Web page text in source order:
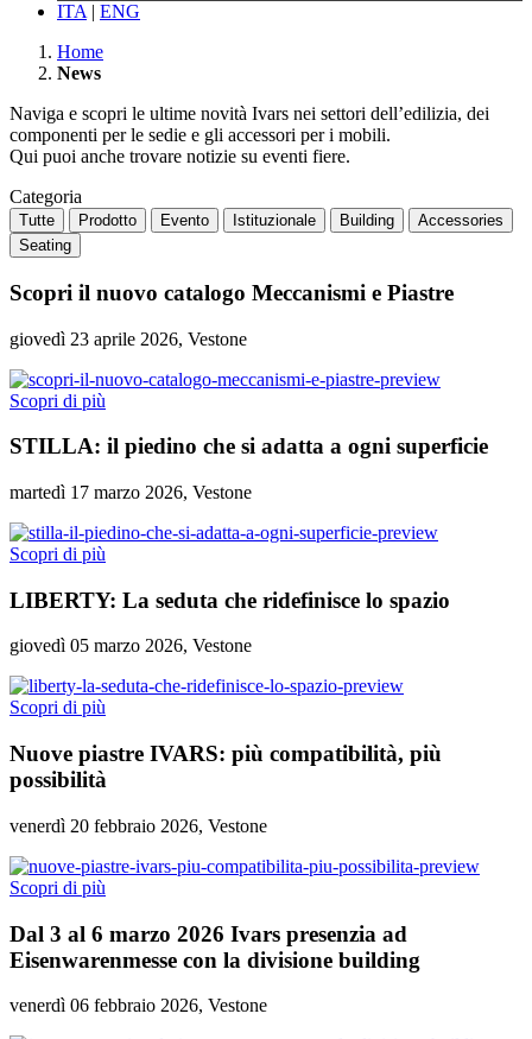
ITA | ENG
Home
News
Naviga e scopri le ultime novità Ivars nei settori dell’edilizia, dei
componenti per le sedie e gli accessori per i mobili.
Qui puoi anche trovare notizie su eventi fiere.
Categoria
Tutte Prodotto Evento Istituzionale Building
Accessories
Seating
Scopri il nuovo catalogo Meccanismi e Piastre
giovedì 23 aprile 2026, Vestone
Scopri di più
STILLA: il piedino che si adatta a ogni superficie
martedì 17 marzo 2026, Vestone
Scopri di più
LIBERTY: La seduta che ridefinisce lo spazio
giovedì 05 marzo 2026, Vestone
Scopri di più
Nuove piastre IVARS: più compatibilità, più
possibilità
venerdì 20 febbraio 2026, Vestone
Scopri di più
Dal 3 al 6 marzo 2026 Ivars presenzia ad
Eisenwarenmesse con la divisione building
venerdì 06 febbraio 2026, Vestone